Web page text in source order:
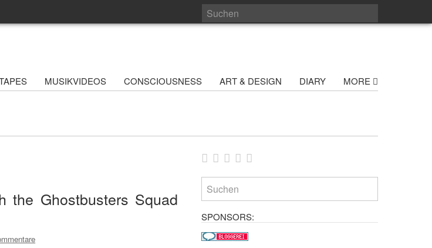
MUSIKVIDEOS CONSCIOUSNESS ART & DESIGN DIARY MORE
the Ghostbusters Squad
SPONSORS: